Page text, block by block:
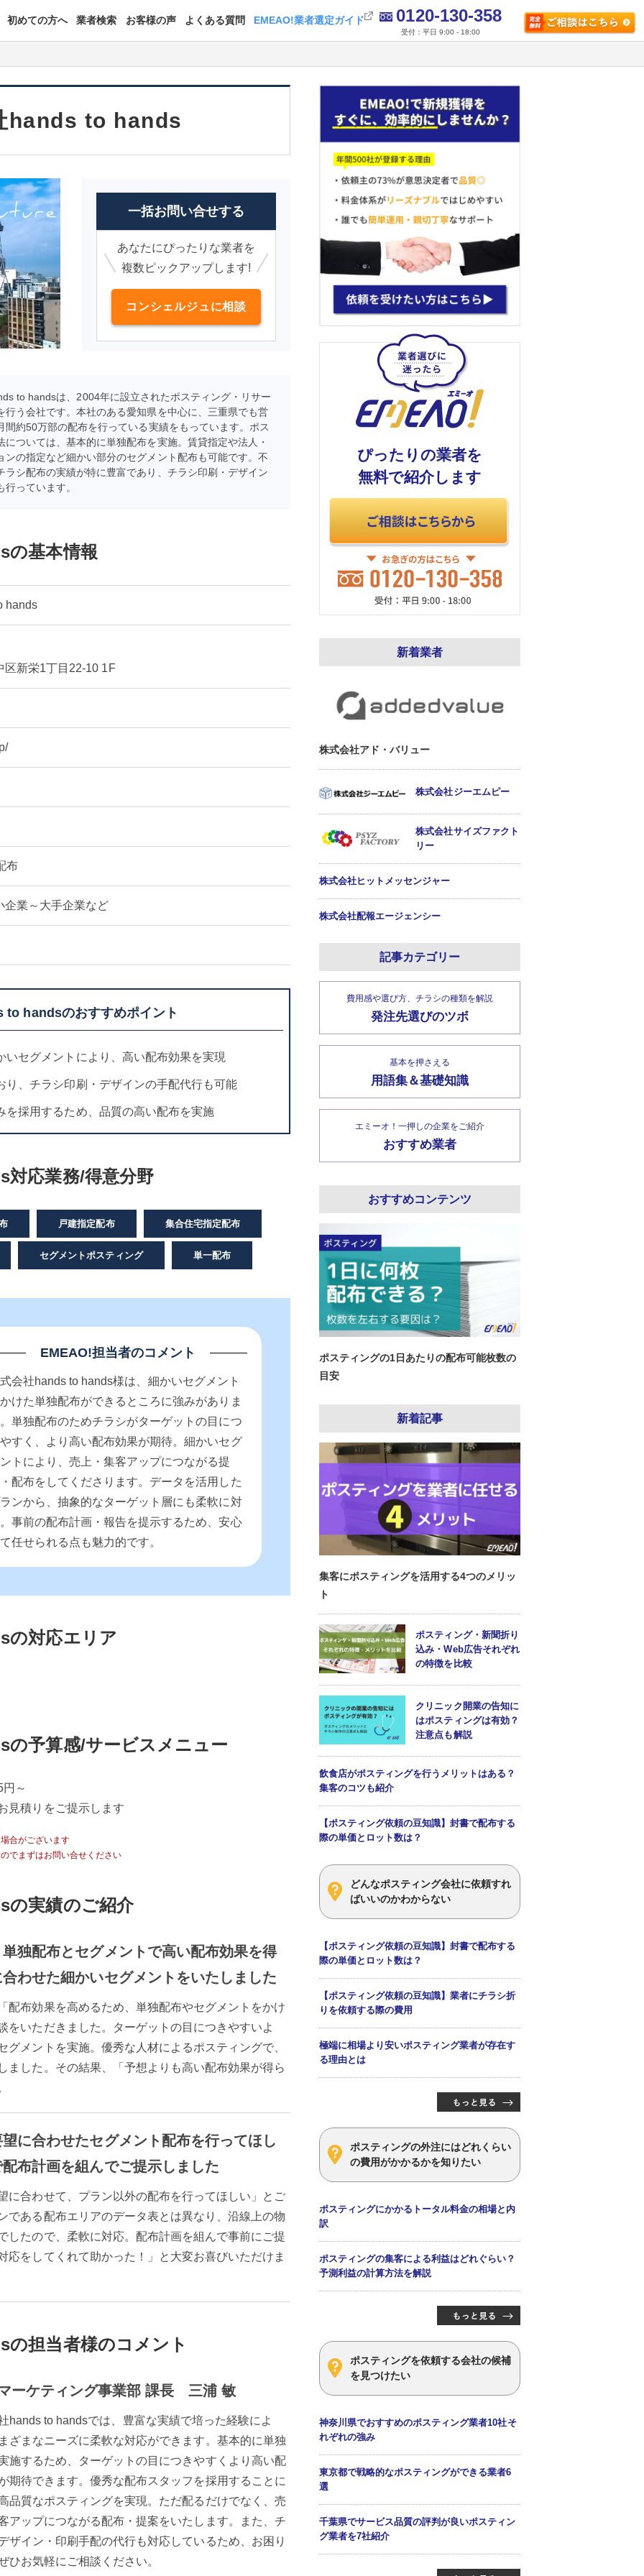
初めての方へ 業者検索 お客様の声 よくある質問 EMEAO!業者選定ガイド 0120-130-358
受付：平日 9:00 - 18:00
hands to hands
一括お問い合せする
あなたにぴったりな業者を
複数ピックアップします!
コンシェルジュに相談
to handsは、2004年に設立されたポスティング・リサー
行う会社です。本社のある愛知県を中心に、三重県でも営
間約50万部の配布を行っている実績をもっています。ポス
については、基本的に単独配布を実施。賃貸指定や法人・
ンの指定など細かい部分のセグメント配布も可能です。不
ラシ配布の実績が特に豊富であり、チラシ印刷・デザイン
行っています。
の基本情報
hands
区新栄1丁目22-10 1F
布
企業～大手企業など
to handsのおすすめポイント
いセグメントにより、高い配布効果を実現
り、チラシ印刷・デザインの手配代行も可能
を採用するため、品質の高い配布を実施
応業務/得意分野
戸建指定配布 集合住宅指定配布
セグメントポスティング 単一配布
EMEAO!担当者のコメント
会社hands to hands様は、細かいセグメント
けた単独配布ができるところに強みがありま
単独配布のためチラシがターゲットの目につ
すく、より高い配布効果が期待。細かいセグ
トにより、売上・集客アップにつながる提
配布をしてくださります。データを活用した
ンから、抽象的なターゲット層にも柔軟に対
事前の配布計画・報告を提示するため、安心
任せられる点も魅力的です。
の対応エリア
予算感/サービスメニュー
～
見積りをご提示します
合がございます
でまずはお問い合せください
の実績のご紹介
独配布とセグメントで高い配布効果を得
わせた細かいセグメントをいたしました
配布効果を高めるため、単独配布やセグメントをかけ
をいただきました。ターゲットの目につきやすいよ
メントを実施。優秀な人材によるポスティングで、
ました。その結果、「予想よりも高い配布効果が得ら
に合わせたセグメント配布を行ってほし
布計画を組んでご提示しました
に合わせて、プラン以外の配布を行ってほしい」とご
である配布エリアのデータ表とは異なり、沿線上の物
したので、柔軟に対応。配布計画を組んで事前にご提
応をしてくれて助かった！」と大変お喜びいただけま
担当者様のコメント
ーケティング事業部 課長 三浦 敏
hands to handsでは、豊富な実績で培った経験によ
ざまなニーズに柔軟な対応ができます。基本的に単独
施するため、ターゲットの目につきやすくより高い配
期待できます。優秀な配布スタッフを採用することに
品質なポスティングを実現。ただ配るだけでなく、売
アップにつながる配布・提案をいたします。また、チ
ザイン・印刷手配の代行も対応しているため、お困り
ひお気軽にご相談ください。
ぴったりの業者を
無料で紹介します
新着業者
株式会社アド・バリュー
株式会社ジーエムピー
株式会社サイズファクト
リー
株式会社ヒットメッセンジャー
株式会社配報エージェンシー
記事カテゴリー
費用感や選び方、チラシの種類を解説
発注先選びのツボ
基本を押さえる
用語集＆基礎知識
エミーオ！一押しの企業をご紹介
おすすめ業者
おすすめコンテンツ
ポスティングの1日あたりの配布可能枚数の
目安
新着記事
集客にポスティングを活用する4つのメリッ
ト
ポスティング・新聞折り
込み・Web広告それぞれ
の特徴を比較
クリニック開業の告知に
はポスティングは有効？
注意点も解説
飲食店がポスティングを行うメリットはある？
集客のコツも紹介
【ポスティング依頼の豆知識】封書で配布する
際の単価とロット数は？
どんなポスティング会社に依頼すれ
ばいいのかわからない
【ポスティング依頼の豆知識】封書で配布する
際の単価とロット数は？
【ポスティング依頼の豆知識】業者にチラシ折
りを依頼する際の費用
極端に相場より安いポスティング業者が存在す
る理由とは
ポスティングの外注にはどれくらい
の費用がかかるかを知りたい
ポスティングにかかるトータル料金の相場と内
訳
ポスティングの集客による利益はどれぐらい？
予測利益の計算方法を解説
ポスティングを依頼する会社の候補
を見つけたい
神奈川県でおすすめのポスティング業者10社そ
れぞれの強み
東京都で戦略的なポスティングができる業者6
選
千葉県でサービス品質の評判が良いポスティン
グ業者を7社紹介